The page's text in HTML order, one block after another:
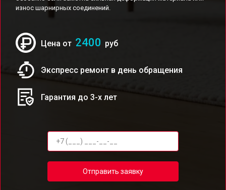
износ шарнирных соединений.
Цена от 2400 руб
Экспресс ремонт в день обращения
Гарантия до 3-х лет
Отправить заявку